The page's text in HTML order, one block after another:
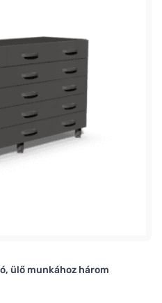
ülő munkához három